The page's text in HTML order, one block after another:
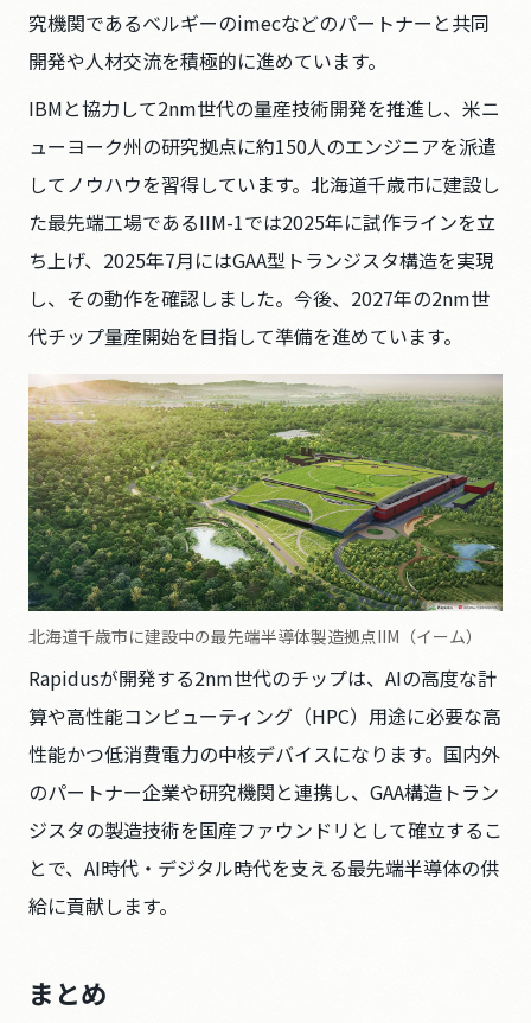
究機関であるベルギーのimecなどのパートナーと共同
開発や人材交流を積極的に進めています。
IBMと協力して2nm世代の量産技術開発を推進し、米ニ
ューヨーク州の研究拠点に約150人のエンジニアを派遣
してノウハウを習得しています。北海道千歳市に建設し
た最先端工場であるIIM-1では2025年に試作ラインを立
ち上げ、2025年7月にはGAA型トランジスタ構造を実現
し、その動作を確認しました。今後、2027年の2nm世
代チップ量産開始を目指して準備を進めています。
北海道千歳市に建設中の最先端半導体製造拠点IIM（イーム）
Rapidusが開発する2nm世代のチップは、AIの高度な計
算や高性能コンピューティング（HPC）用途に必要な高
性能かつ低消費電力の中核デバイスになります。国内外
のパートナー企業や研究機関と連携し、GAA構造トラン
ジスタの製造技術を国産ファウンドリとして確立するこ
とで、AI時代・デジタル時代を支える最先端半導体の供
給に貢献します。
まとめ